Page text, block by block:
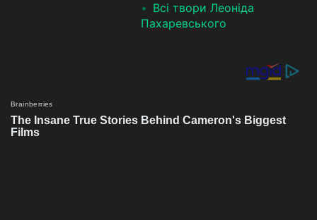
Всі твори Леоніда
Пахаревського